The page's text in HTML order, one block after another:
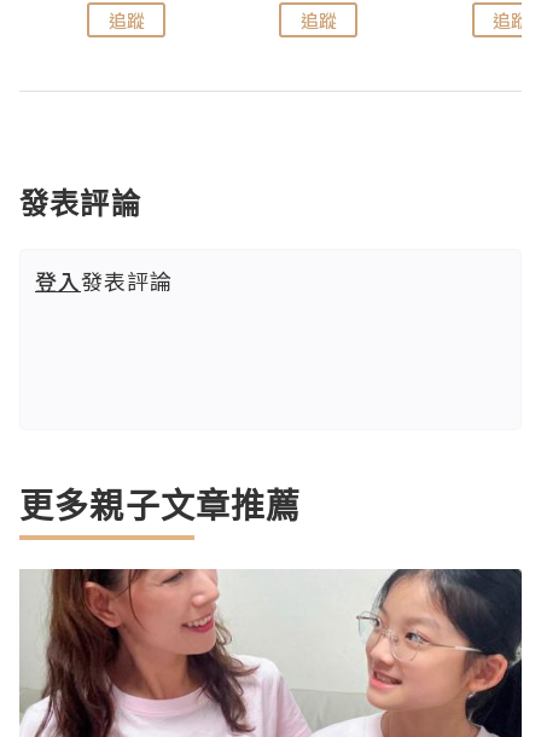
追蹤 追蹤 追蹤
發表評論
登入發表評論
更多親子文章推薦